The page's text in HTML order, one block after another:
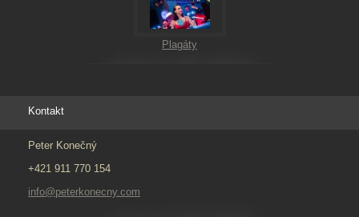
Plagáty
Kontakt
Peter Konečný
+421 911 770 154
info@peterkonecny.com